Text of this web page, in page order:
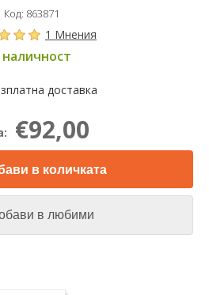
Код: 863871
1 Мнения
наличност
доставка
€92,00
в количката
в любими